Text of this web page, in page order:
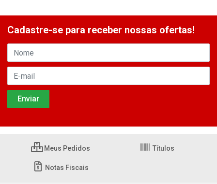
Cadastre-se para receber nossas ofertas!
Meus Pedidos Títulos
Notas Fiscais